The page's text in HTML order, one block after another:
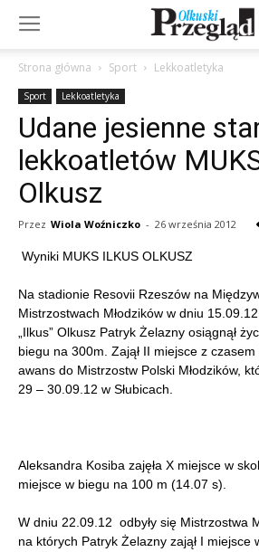
Strona główna Sport Lekkoatletyka
Sport Lekkoatletyka
Udane jesienne
lekkoatletów
Olkusz
Przez Wiola Woźniczko - 26 września 2012
Wyniki MUKS ILKUS OLKUSZ
Na stadionie Resovii Rzeszów na
Mistrzostwach Młodzików w dniu
„Ilkus” Olkusz Patryk Żelazny osiągnął
biegu na 300m. Zajął II miejsce z
awans do Mistrzostw Polski Młodzików,
29 – 30.09.12 w Słubicach.
Aleksandra Kosiba zajęła X miejsce w
miejsce w biegu na 100 m (14.07 s).
W dniu 22.09.12 odbyły się Mistrzostwa
na których Patryk Żelazny zajął I miejsce